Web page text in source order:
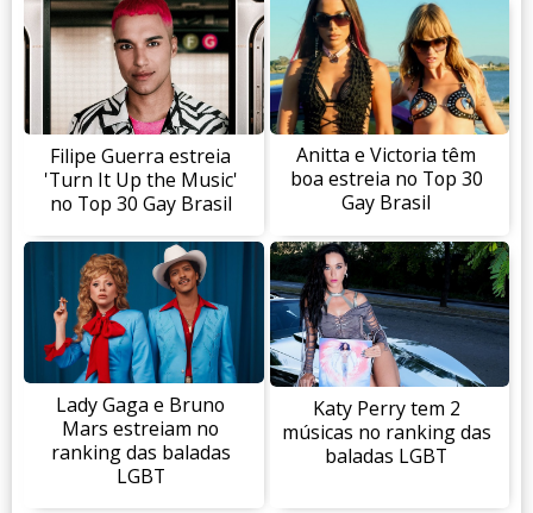
Filipe Guerra estreia
'Turn It Up the Music'
no Top 30 Gay Brasil
Anitta e Victoria têm
boa estreia no Top 30
Gay Brasil
Lady Gaga e Bruno
Mars estreiam no
ranking das baladas
LGBT
Katy Perry tem 2
músicas no ranking das
baladas LGBT